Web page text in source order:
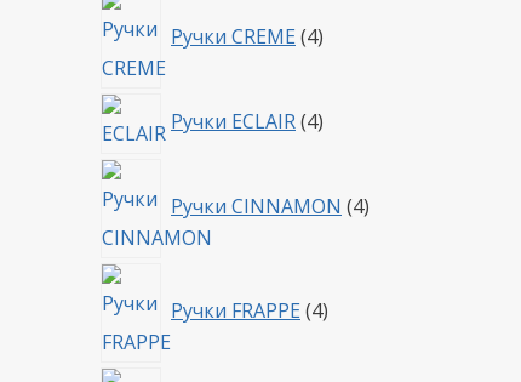
Ручки CREME 4товара
Ручки ECLAIR 44
Ручки CINNAMON 4товара
Ручки FRAPPE 4товара